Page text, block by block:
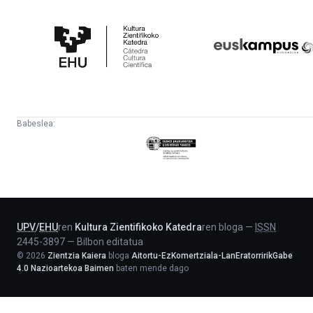
Zientifikoko
Katedra
Babeslea:
Eusko
Jaurlaritza
UPV/EHUren Kultura Zientifikoko Katedraren bloga — ISSN
2445-3897 — Bilbon editatua
© 2026 Zientzia Kaiera bloga Aitortu-EzKomertziala-LanEratorririkGabe
4.0 Nazioartekoa Baimen baten mende dago